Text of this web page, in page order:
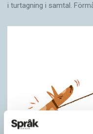
i turtagning i samtal.